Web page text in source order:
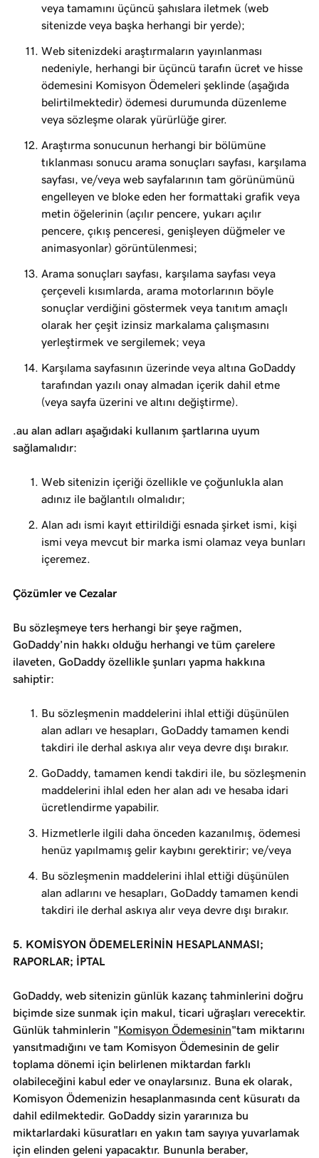
veya tamamını üçüncü şahıslara iletmek (web
sitenizde veya başka herhangi bir yerde);
Web sitenizdeki araştırmaların yayınlanması
nedeniyle, herhangi bir üçüncü tarafın ücret ve hisse
ödemesini Komisyon Ödemeleri şeklinde (aşağıda
belirtilmektedir) ödemesi durumunda düzenleme
veya sözleşme olarak yürürlüğe girer.
Araştırma sonucunun herhangi bir bölümüne
tıklanması sonucu arama sonuçları sayfası, karşılama
sayfası, ve/veya web sayfalarının tam görünümünü
engelleyen ve bloke eden her formattaki grafik veya
metin öğelerinin (açılır pencere, yukarı açılır
pencere, çıkış penceresi, genişleyen düğmeler ve
animasyonlar) görüntülenmesi;
Arama sonuçları sayfası, karşılama sayfası veya
çerçeveli kısımlarda, arama motorlarının böyle
sonuçlar verdiğini göstermek veya tanıtım amaçlı
olarak her çeşit izinsiz markalama çalışmasını
yerleştirmek ve sergilemek; veya
Karşılama sayfasının üzerinde veya altına GoDaddy
tarafından yazılı onay almadan içerik dahil etme
(veya sayfa üzerini ve altını değiştirme).
.au alan adları aşağıdaki kullanım şartlarına uyum
sağlamalıdır:
Web sitenizin içeriği özellikle ve çoğunlukla alan
adınız ile bağlantılı olmalıdır;
Alan adı ismi kayıt ettirildiği esnada şirket ismi, kişi
ismi veya mevcut bir marka ismi olamaz veya bunları
içeremez.
Çözümler ve Cezalar
Bu sözleşmeye ters herhangi bir şeye rağmen,
GoDaddy’nin hakkı olduğu herhangi ve tüm çarelere
ilaveten, GoDaddy özellikle şunları yapma hakkına
sahiptir:
Bu sözleşmenin maddelerini ihlal ettiği düşünülen
alan adları ve hesapları, GoDaddy tamamen kendi
takdiri ile derhal askıya alır veya devre dışı bırakır.
GoDaddy, tamamen kendi takdiri ile, bu sözleşmenin
maddelerini ihlal eden her alan adı ve hesaba idari
ücretlendirme yapabilir.
Hizmetlerle ilgili daha önceden kazanılmış, ödemesi
henüz yapılmamış gelir kaybını gerektirir; ve/veya
Bu sözleşmenin maddelerini ihlal ettiği düşünülen
alan adlarını ve hesapları, GoDaddy tamamen kendi
takdiri ile derhal askıya alır veya devre dışı bırakır.
5. KOMİSYON ÖDEMELERİNİN HESAPLANMASI;
RAPORLAR; İPTAL
GoDaddy, web sitenizin günlük kazanç tahminlerini doğru
biçimde size sunmak için makul, ticari uğraşları verecektir.
Günlük tahminlerin "Komisyon Ödemesinin"tam miktarını
yansıtmadığını ve tam Komisyon Ödemesinin de gelir
toplama dönemi için belirlenen miktardan farklı
olabileceğini kabul eder ve onaylarsınız. Buna ek olarak,
Komisyon Ödemenizin hesaplanmasında cent küsuratı da
dahil edilmektedir. GoDaddy sizin yararınıza bu
miktarlardaki küsuratları en yakın tam sayıya yuvarlamak
için elinden geleni yapacaktır. Bununla beraber,